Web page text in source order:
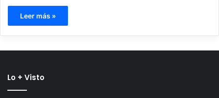
Leer más »
Lo + Visto